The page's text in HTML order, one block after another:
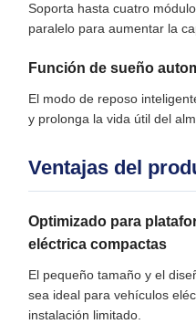
Soporta hasta cuatro
paralelo para aumentar la
Función de sueño
El modo de reposo
y prolonga la vida útil del
Ventajas del
Optimizado para
eléctrica compactas
El pequeño tamaño y el
sea ideal para vehículos
instalación limitado.